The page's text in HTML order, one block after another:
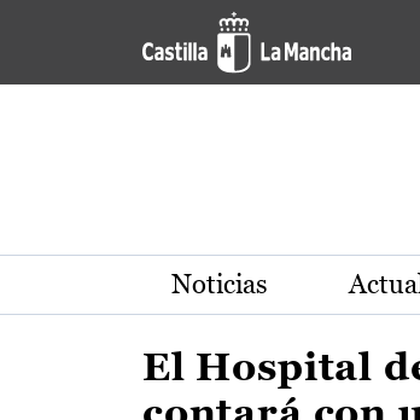
Pasar al contenido principal
Actualidad de la
Noticias
El Hospital